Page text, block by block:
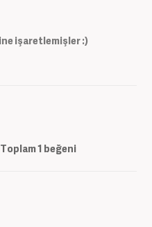
işaretlemişler :)
Toplam1 beğeni